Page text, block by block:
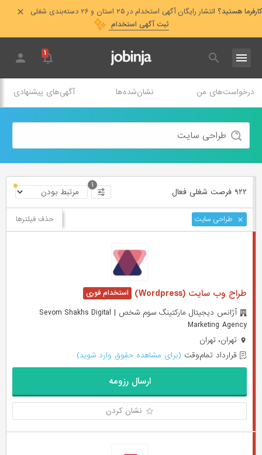
کارفرما هستید؟ انتشار رایگان آگهی استخدام در ۲۵ استان و ۲۶ دسته‌بندی شغلی
ثبت آگهی استخدام
۱
درخواست‌های من نشان‌شده‌ها آگهی‌های پیشنهادی
۹۲۲ فرصت ‌شغلی فعال
۱
طراحی سایت حذف فیلترها
طراح وب سایت (Wordpress)
آژانس دیجیتال مارکتینگ سوم شخص | Sevom Shakhs Digital
Marketing Agency
تهران، تهران
قرارداد تمام‌وقت (برای مشاهده حقوق وارد شوید)
ارسال رزومه
نشان کردن